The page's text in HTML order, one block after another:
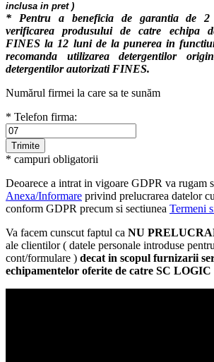
inclusa in pret )
* Pentru a beneficia de garantia de 2
verificarea produsului de catre echipa
FINES la 12 luni de la punerea in
recomanda utilizarea detergentilor
detergentilor autorizati FINES.
Numărul firmei la care sa te sunăm
* Telefon firma:
* campuri obligatorii
Deoarece a intrat in vigoare GDPR va rugam
Anexa/Informare privind prelucrarea datelor
conform GDPR precum si sectiunea Termeni
Va facem cunscut faptul ca NU
ale clientilor ( datele personale introduse
cont/formulare ) decat in scopul furnizarii
echipamentelor oferite de catre SC